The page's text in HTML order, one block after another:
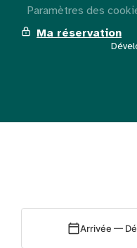
Arrivée —
Paramètres des
Ma réservation